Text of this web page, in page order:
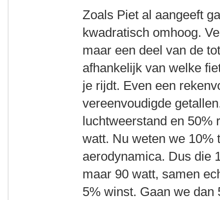
Zoals Piet al aangeeft
kwadratisch omhoog.
maar een deel van de
afhankelijk van welke
je rijdt. Even een
vereenvoudigde
luchtweerstand en 50%
watt. Nu weten we 10%
aerodynamica. Dus die
maar 90 watt, samen
5% winst. Gaan we